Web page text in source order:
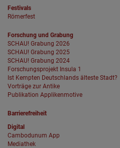
Festivals
Römerfest
Forschung und Grabung
SCHAU! Grabung 2026
SCHAU! Grabung 2025
SCHAU! Grabung 2024
Forschungsprojekt Insula 1
Ist Kempten Deutschlands älteste Stadt?
Vorträge zur Antike
Publikation Applikenmotive
Barrierefreiheit
Digital
Cambodunum App
Mediathek